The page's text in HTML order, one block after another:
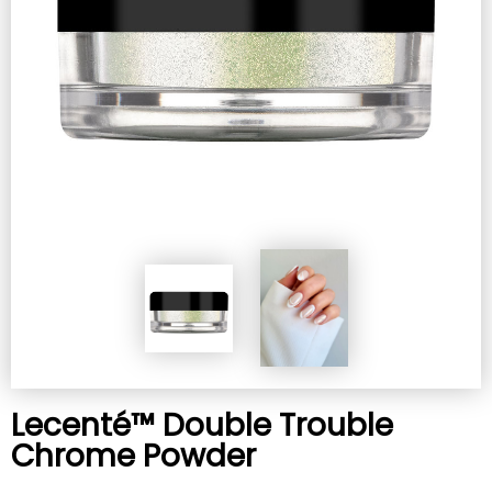
Lecenté™ Double Trouble
Chrome Powder